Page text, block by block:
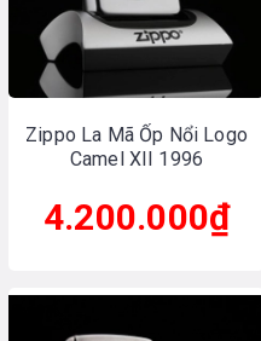
Zippo La Mã Ốp Nổi Logo
Camel XII 1996
4.200.000₫